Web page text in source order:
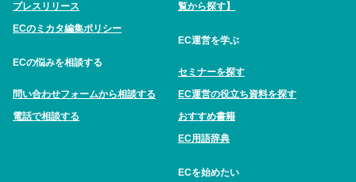
プレスリリース
ECのミカタ編集ポリシー
ECの悩みを相談する
問い合わせフォームから相談する
電話で相談する
覧から探す】
EC運営を学ぶ
セミナーを探す
EC運営の役立ち資料を探す
おすすめ書籍
EC用語辞典
ECを始めたい